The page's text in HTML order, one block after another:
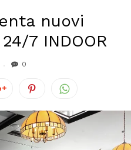
nuovi
7 INDOOR
0